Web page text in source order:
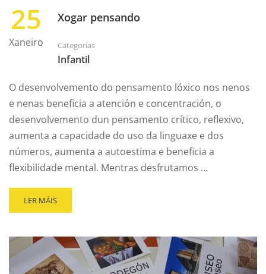
25
Xaneiro
Xogar pensando
Categorías
Infantil
O desenvolvemento do pensamento lóxico nos nenos
e nenas beneficia a atención e concentración, o
desenvolvemento dun pensamento crítico, reflexivo,
aumenta a capacidade do uso da linguaxe e dos
números, aumenta a autoestima e beneficia a
flexibilidade mental. Mentras desfrutamos …
LER MÁIS